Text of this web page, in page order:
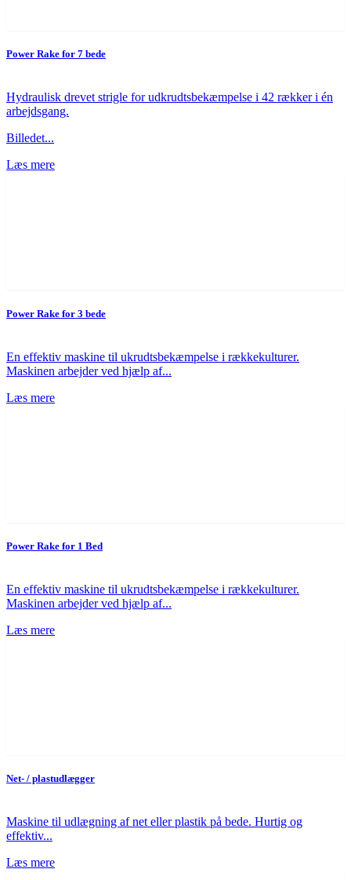
Power Rake for 7 bede
Hydraulisk drevet strigle for udkrudtsbekæmpelse i 42 rækker i én
arbejdsgang.
Billedet...
Læs mere
Power Rake for 3 bede
En effektiv maskine til ukrudtsbekæmpelse i rækkekulturer.
Maskinen arbejder ved hjælp af...
Læs mere
Power Rake for 1 Bed
En effektiv maskine til ukrudtsbekæmpelse i rækkekulturer.
Maskinen arbejder ved hjælp af...
Læs mere
Net- / plastudlægger
Maskine til udlægning af net eller plastik på bede. Hurtig og
effektiv...
Læs mere